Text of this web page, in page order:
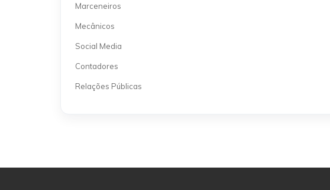
Marceneiros
Mecânicos
Social Media
Contadores
Relações Públicas